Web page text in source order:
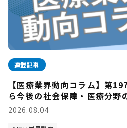
連載記事
【医療業界動向コラム】第
ら今後の社会保障・医療分
2026.08.04